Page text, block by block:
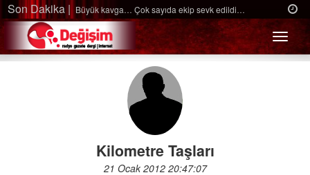
Son Dakika |Ağaçtan düştü…
Menü
Kilometre Taşları
21 Ocak 2012 20:47:07